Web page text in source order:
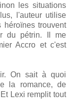
les situations
l'auteur utilise
trouvent
du pétrin. Il me
Accro et c'est
On sait à quoi
la romance, de
Lexi remplit tout